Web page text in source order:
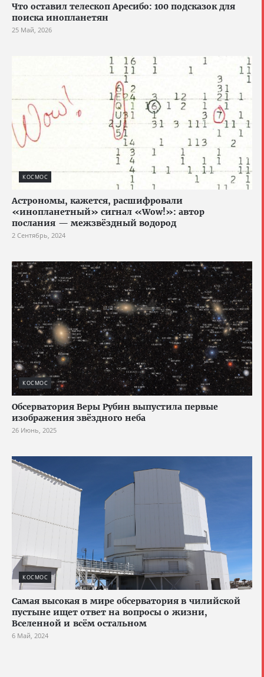
Что оставил телескоп Аресибо: 100 подсказок для
поиска инопланетян
25 Май, 2026
КОСМОС
Астрономы, кажется, расшифровали
«инопланетный» сигнал «Wow!»: автор
послания — межзвёздный водород
2 Сентябрь, 2024
КОСМОС
Обсерватория Веры Рубин выпустила первые
изображения звёздного неба
26 Июнь, 2025
КОСМОС
Самая высокая в мире обсерватория в чилийской
пустыне ищет ответ на вопросы о жизни,
Вселенной и всём остальном
6 Май, 2024